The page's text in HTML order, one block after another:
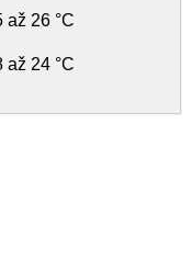
až 26 °C
až 24 °C